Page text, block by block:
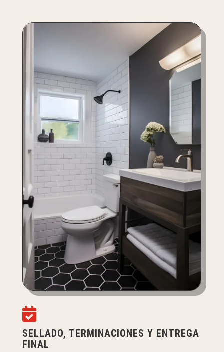

SELLADO, TERMINACIONES Y ENTREGA
FINAL